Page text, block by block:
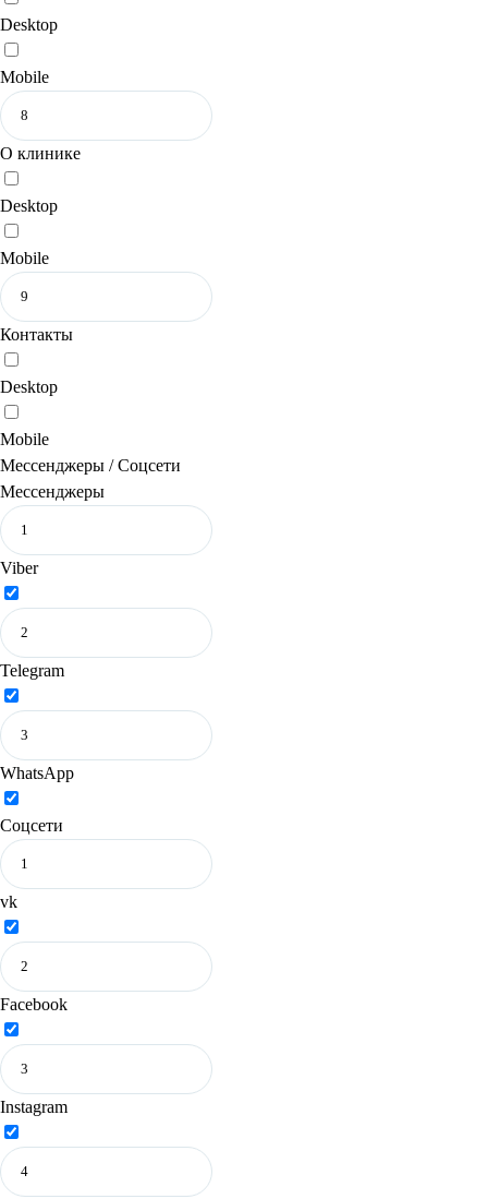
Desktop
Mobile
О клинике
Desktop
Mobile
Контакты
Desktop
Mobile
Мессенджеры / Соцсети
Мессенджеры
Viber
Telegram
WhatsApp
Соцсети
vk
Facebook
Instagram